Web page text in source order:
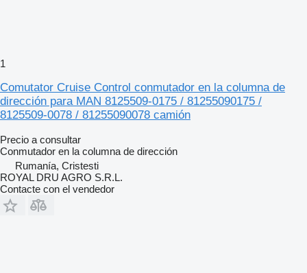
1
Comutator Cruise Control conmutador en la columna de
dirección para MAN 8125509-0175 / 81255090175 /
8125509-0078 / 81255090078 camión
Precio a consultar
Conmutador en la columna de dirección
Rumanía, Cristesti
ROYAL DRU AGRO S.R.L.
Contacte con el vendedor